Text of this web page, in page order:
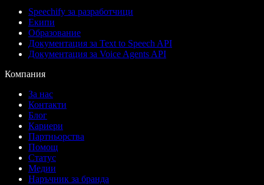
Speechify за разработчици
Екипи
Образование
Документация за Text to Speech API
Документация за Voice Agents API
Компания
За нас
Контакти
Блог
Кариери
Партньорства
Помощ
Статус
Медии
Наръчник за бранда